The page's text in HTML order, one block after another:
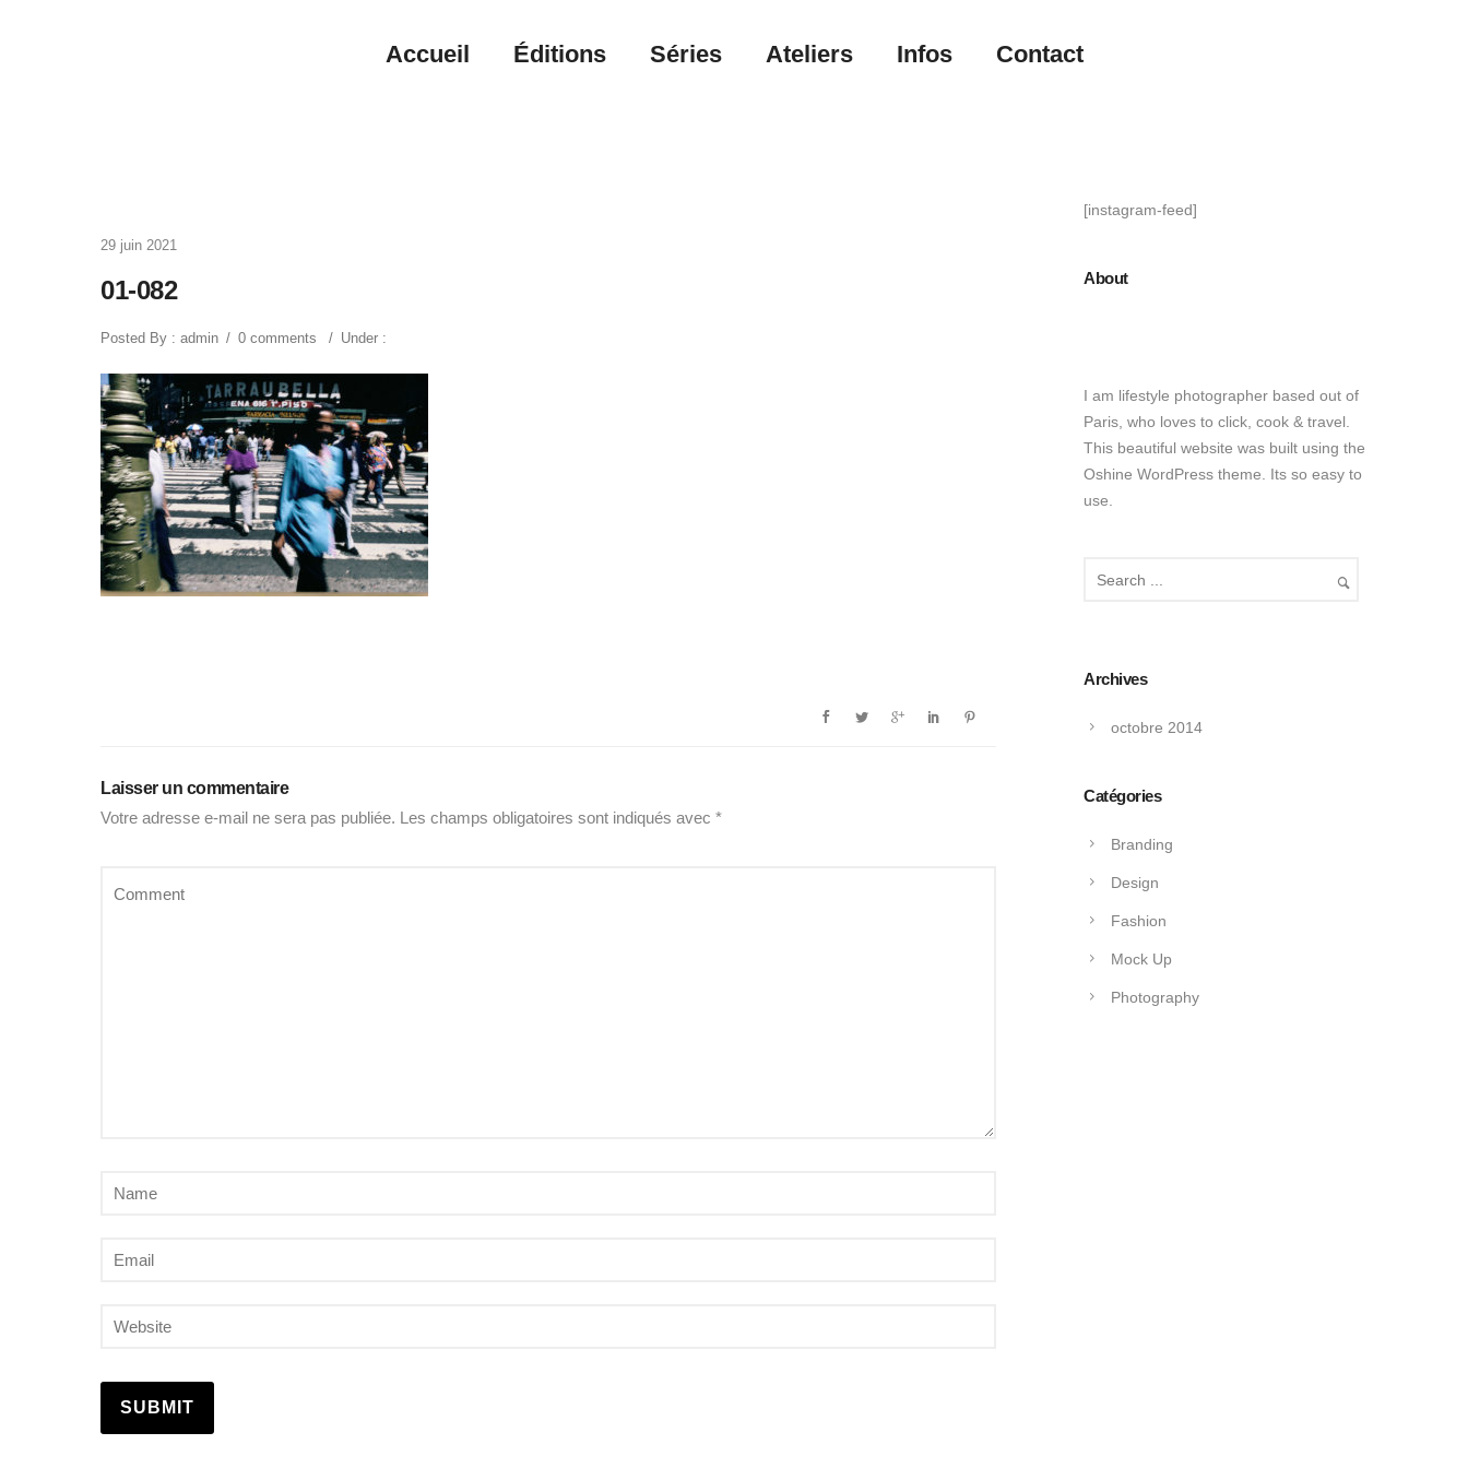
Accueil Éditions Séries Ateliers Infos Contact
29 juin 2021
01-082
Posted By : admin / 0 comments / Under :
Laisser un commentaire
Votre adresse e-mail ne sera pas publiée. Les champs obligatoires sont indiqués avec *
[instagram-feed]
About
I am lifestyle photographer based out of
Paris, who loves to click, cook & travel.
This beautiful website was built using the
Oshine WordPress theme. Its so easy to
use.
Archives
octobre 2014
Catégories
Branding
Design
Fashion
Mock Up
Photography